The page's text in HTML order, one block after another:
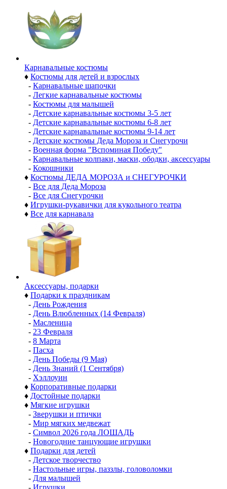
Карнавальные костюмы
♦ Костюмы для детей и взрослых
- Карнавальные шапочки
- Легкие карнавальные костюмы
- Костюмы для малышей
- Детские карнавальные костюмы 3-5 лет
- Детские карнавальные костюмы 6-8 лет
- Детские карнавальные костюмы 9-14 лет
- Детские костюмы Деда Мороза и Снегурочи
- Военная форма "Вспоминая Победу"
- Карнавальные колпаки, маски, ободки, аксессуары
- Кокошники
♦ Костюмы ДЕДА МОРОЗА и СНЕГУРОЧКИ
- Все для Деда Мороза
- Все для Снегурочки
♦ Игрушки-рукавички для кукольного театра
♦ Все для карнавала
Аксессуары, подарки
♦ Подарки к праздникам
- День Рождения
- День Влюбленных (14 Февраля)
- Масленица
- 23 Февраля
- 8 Марта
- Пасха
- День Победы (9 Мая)
- День Знаний (1 Сентября)
- Хэллоуин
♦ Корпоративные подарки
♦ Достойные подарки
♦ Мягкие игрушки
- Зверушки и птички
- Мир мягких медвежат
- Символ 2026 года ЛОШАДЬ
- Новогодние танцующие игрушки
♦ Подарки для детей
- Детское творчество
- Настольные игры, паззлы, головоломки
- Для малышей
- Игрушки